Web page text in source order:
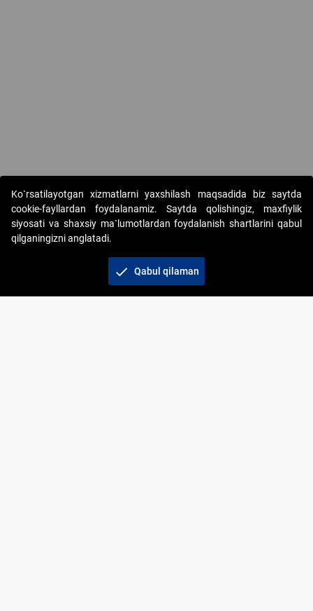
Copyright © 2017-2026. "Elektron onlayn-auksionlarni
tashkil etish" AJ. Barcha huquqlar himoyalangan
Ko`rsatilayotgan xizmatlarni yaxshilash maqsadida biz saytda
cookie-fayllardan foydalanamiz. Saytda qolishingiz, maxfiylik
siyosati va shaxsiy ma`lumotlardan foydalanish shartlarini qabul
qilganingizni anglatadi.
check Qabul qilaman